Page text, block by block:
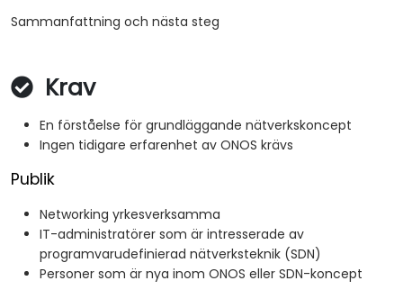
Sammanfattning och nästa steg
Krav
En förståelse för grundläggande nätverkskoncept
Ingen tidigare erfarenhet av ONOS krävs
Publik
Networking yrkesverksamma
IT-administratörer som är intresserade av
programvarudefinierad nätverksteknik (SDN)
Personer som är nya inom ONOS eller SDN-koncept